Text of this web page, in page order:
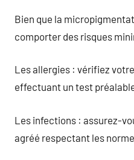
Bien que la
comporter des risques
Les allergies : vérifiez
effectuant un test
Les infections : assurez-
agréé respectant les